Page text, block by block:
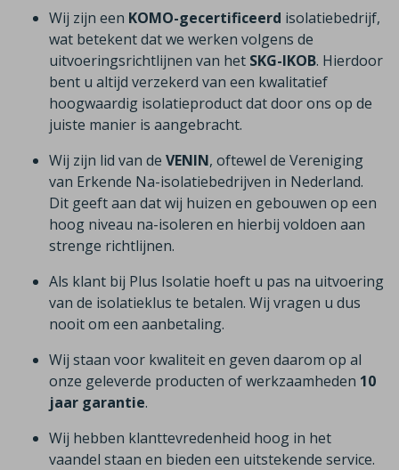
Wij zijn een KOMO-gecertificeerd isolatiebedrijf,
wat betekent dat we werken volgens de
uitvoeringsrichtlijnen van het SKG-IKOB. Hierdoor
bent u altijd verzekerd van een kwalitatief
hoogwaardig isolatieproduct dat door ons op de
juiste manier is aangebracht.
Wij zijn lid van de VENIN, oftewel de Vereniging
van Erkende Na-isolatiebedrijven in Nederland.
Dit geeft aan dat wij huizen en gebouwen op een
hoog niveau na-isoleren en hierbij voldoen aan
strenge richtlijnen.
Als klant bij Plus Isolatie hoeft u pas na uitvoering
van de isolatieklus te betalen. Wij vragen u dus
nooit om een aanbetaling.
Wij staan voor kwaliteit en geven daarom op al
onze geleverde producten of werkzaamheden 10
jaar garantie.
Wij hebben klanttevredenheid hoog in het
vaandel staan en bieden een uitstekende service.